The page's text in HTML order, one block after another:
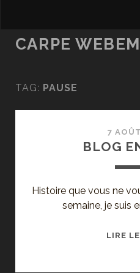
CARPE WEBEM
TAG: PAUSE
7
BLOG
Histoire que vous ne
semaine, je suis
LIRE